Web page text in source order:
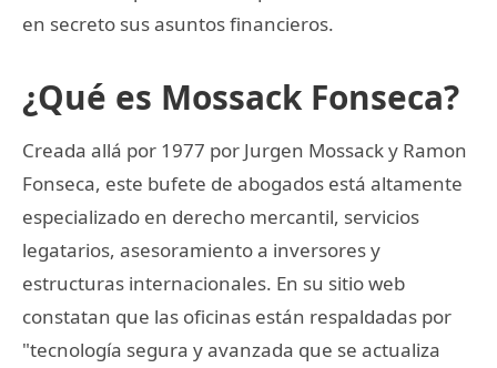
en secreto sus asuntos financieros.
¿Qué es Mossack Fonseca?
Creada allá por 1977 por Jurgen Mossack y Ramon
Fonseca, este bufete de abogados está altamente
especializado en derecho mercantil, servicios
legatarios, asesoramiento a inversores y
estructuras internacionales. En su sitio web
constatan que las oficinas están respaldadas por
"tecnología segura y avanzada que se actualiza